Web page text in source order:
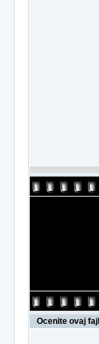
Ocenite ovaj fajl